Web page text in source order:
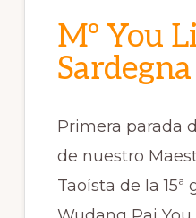
Mº You
Sardegna
Primera parada
de nuestro
Taoísta de la 15ª